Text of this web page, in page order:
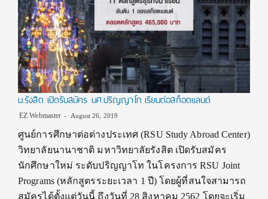
ม.รังสิต เปิดรับสมัคร นศ.ปริญญาโท เรียนต่อสก็อตแลนด์
EZ Webmaster August 26, 2019
ศูนย์การศึกษาต่อต่างประเทศ (RSU Study Abroad Center)
วิทยาลัยนานาชาติ มหาวิทยาลัยรังสิต เปิดรับสมัคร
นักศึกษาใหม่ ระดับปริญญาโท ในโครงการ RSU Joint
Programs (หลักสูตรระยะเวลา 1 ปี) โดยผู้ที่สนใจสามารถ
สมัครได้ตั้งแต่วันนี้ ถึงวันที่ 28 สิงหาคม 2562 โดยจะเริ่ม